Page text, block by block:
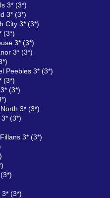
3* (3*)
3* (3*)
City 3* (3*)
(3*)
3* (3*)
3* (3*)
Peebles 3* (3*)
(3*)
(3*)
3* (3*)
(3*)
3* (3*)
(3*)